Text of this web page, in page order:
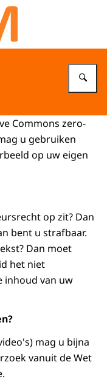
programma
Commons zero-
u gebruiken
op uw eigen
op zit? Dan
bent u strafbaar.
Dan moet
het niet
inhoud van uw
mag u bijna
vanuit de Wet